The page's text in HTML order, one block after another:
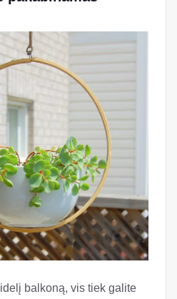
balkoną, vis tiek galite